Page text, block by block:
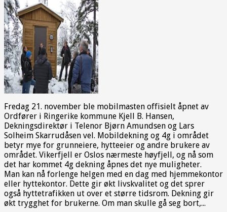
Fredag 21. november ble mobilmasten offisielt åpnet av
Ordfører i Ringerike kommune Kjell B. Hansen,
Dekningsdirektør i Telenor Bjørn Amundsen og Lars
Solheim Skarrudåsen vel. Mobildekning og 4g i området
betyr mye for grunneiere, hytteeier og andre brukere av
området. Vikerfjell er Oslos nærmeste høyfjell, og nå som
det har kommet 4g dekning åpnes det nye muligheter.
Man kan nå forlenge helgen med en dag med hjemmekontor
eller hyttekontor. Dette gir økt livskvalitet og det sprer
også hyttetrafikken ut over et større tidsrom. Dekning gir
økt trygghet for brukerne. Om man skulle gå seg bort,...